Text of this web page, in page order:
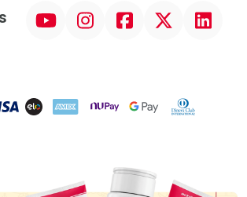
InstagramFacebook Linkedin
ELO AMEX NuPay Google PayDiners Club
Destaque